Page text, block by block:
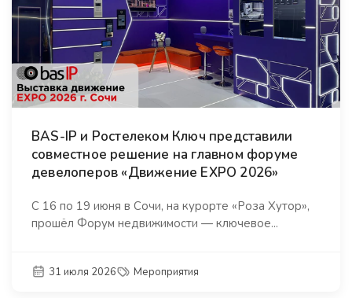
BAS-IP и Ростелеком Ключ представили
совместное решение на главном форуме
девелоперов «Движение EXPO 2026»
С 16 по 19 июня в Сочи, на курорте «Роза Хутор»,
прошёл Форум недвижимости — ключевое...
31 июля 2026 Мероприятия